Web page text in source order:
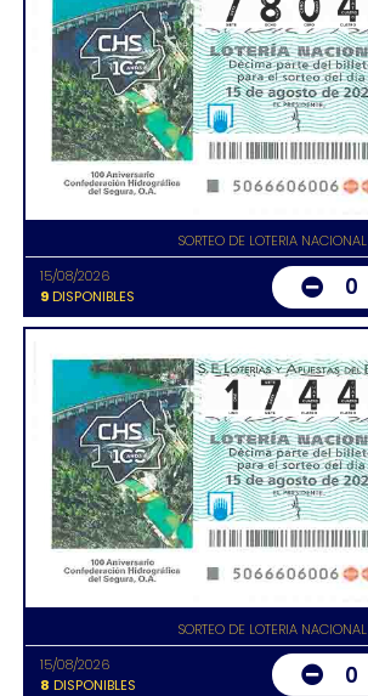
SORTEO DE LOTERIA NACIONAL
15/08/2026
9DISPONIBLES 0
SORTEO DE LOTERIA NACIONAL
15/08/2026
8 DISPONIBLES 0